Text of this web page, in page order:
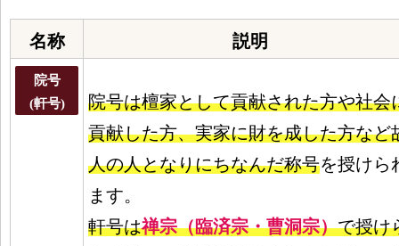
名称 説明
院号
(軒号)
院号は檀家として貢献された方や社会
貢献した方、実家に財を成した方など
人の人となりにちなんだ称号を授けら
ます。
軒号は禅宗（臨済宗・曹洞宗）で授け